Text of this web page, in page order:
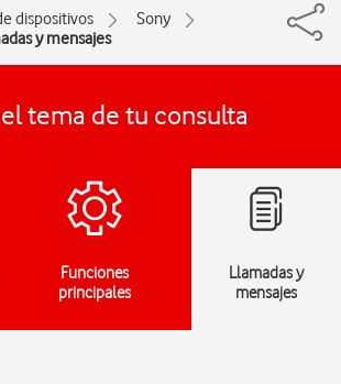
dispositivos
Sony
y mensajes
tema de tu consulta
Funciones
principales
Llamadas y
mensajes